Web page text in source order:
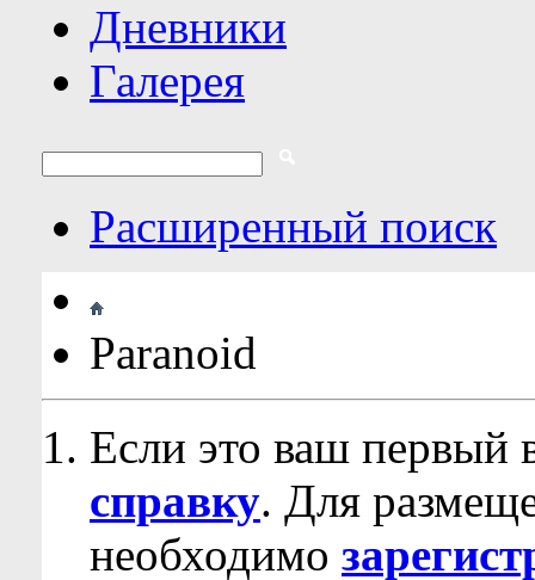
Дневники
Галерея
Расширенный поиск
Paranoid
Если это ваш первый
справку. Для
необходимо